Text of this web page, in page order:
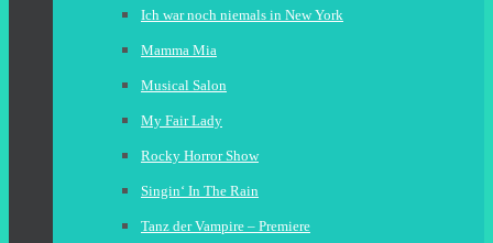
Ich war noch niemals in New York
Mamma Mia
Musical Salon
My Fair Lady
Rocky Horror Show
Singin‘ In The Rain
Tanz der Vampire – Premiere